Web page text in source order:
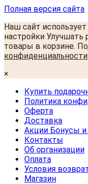
Полная версия сайта
Наш сайт
настройки Улучшать
товары в корзине.
конфиденциальности.
×
Купить
Политика
Оферта
Доставка
Акции Бонусы
Контакты
Об организации
Оплата
Условия
Магазин